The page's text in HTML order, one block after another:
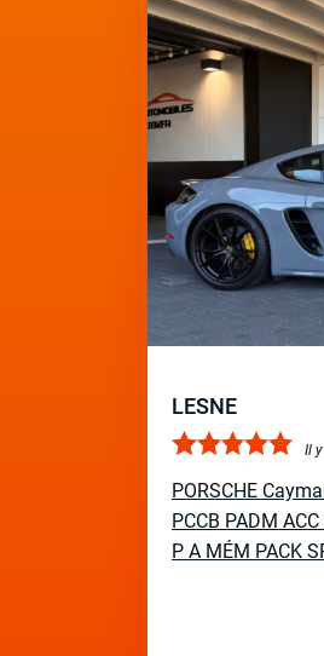
LESNE
Il
PORSCHE
PCCB PADM
P A MÉM PACK